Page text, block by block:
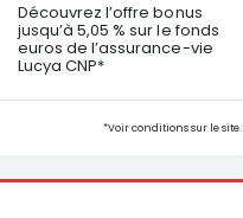
Découvrez l’offre bonus
jusqu’à 5,05 % sur le fonds
euros de l’assurance-vie
Lucya CNP*
*Voir conditions sur le site.